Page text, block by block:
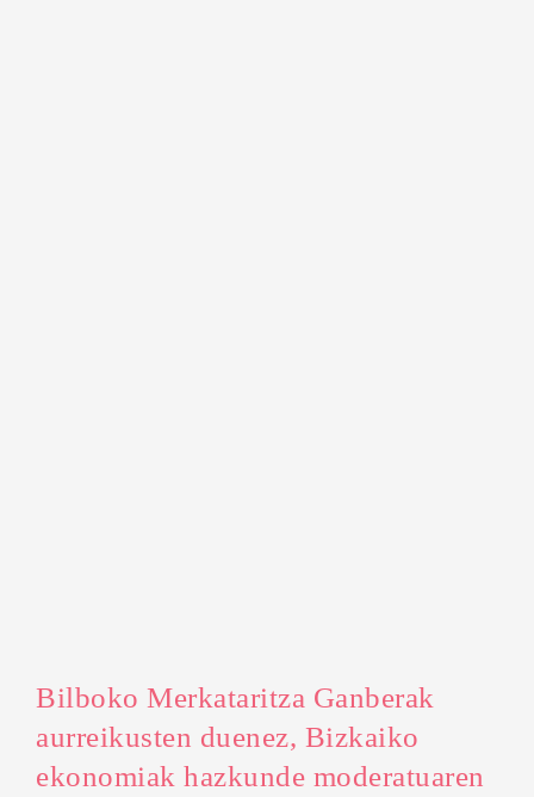
Bilboko Merkataritza Ganberak
aurreikusten duenez, Bizkaiko
ekonomiak hazkunde moderatuaren